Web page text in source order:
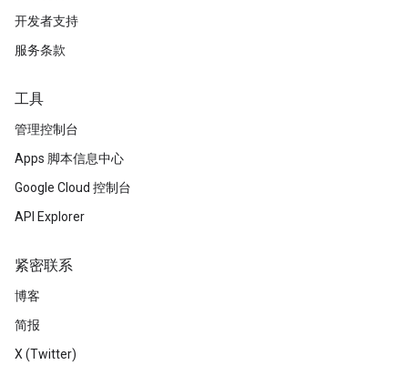
开发者支持
服务条款
工具
管理控制台
Apps 脚本信息中心
Google Cloud 控制台
API Explorer
紧密联系
博客
简报
X (Twitter)